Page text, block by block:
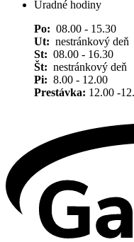
Úradné hodiny
Po: 08.00 - 15.30
Ut: nestránkový deň
St: 08.00 - 16.30
Št: nestránkový deň
Pi: 8.00 - 12.00
Prestávka: 12.00 -